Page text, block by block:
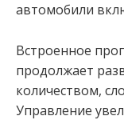
автомобили
Встроенное
продолжает
количеством,
Управление